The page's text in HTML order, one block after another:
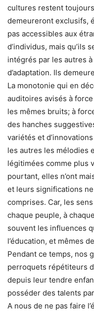
cultures restent
demeureront exclusifs,
pas accessibles aux
d’individus, mais qu’ils
intégrés par les autres
d’adaptation. Ils
La monotonie qui en
auditoires avisés à
les mêmes bruits; à
des hanches
variétés et
les autres les mélodies
légitimées comme plus
pourtant, elles n’ont
et leurs significations
comprises. Car, les
chaque peuple, à
souvent les influences
l’éducation, et mêmes
Pendant ce temps, nos
perroquets répétiteurs
depuis leur tendre
posséder des talents
A nous de ne pas faire